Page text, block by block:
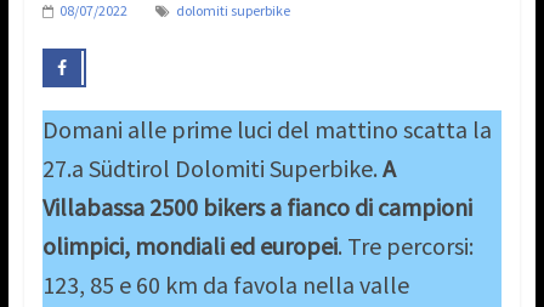
08/07/2022 dolomiti superbike
Domani alle prime luci del mattino scatta la
27.a Südtirol Dolomiti Superbike. A
Villabassa 2500 bikers a fianco di campioni
olimpici, mondiali ed europei. Tre percorsi:
123, 85 e 60 km da favola nella valle